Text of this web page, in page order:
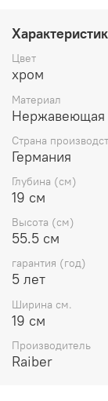
Цвет
хром
Материал
Нержавеющая
Страна
Германия
Глубина (см)
19 см
Высота (см)
55.5 см
гарантия (год)
5 лет
Ширина см.
19 см
Производитель
Raiber